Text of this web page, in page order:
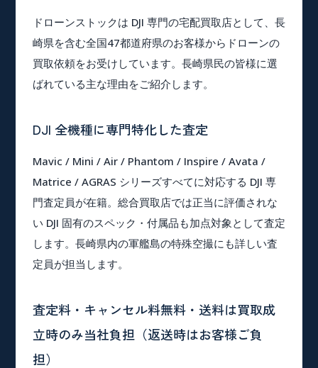
ドローンストックは DJI 専門の宅配買取店として、長
崎県を含む全国47都道府県のお客様からドローンの
買取依頼をお受けしています。長崎県民の皆様に選
ばれている主な理由をご紹介します。
DJI 全機種に専門特化した査定
Mavic / Mini / Air / Phantom / Inspire / Avata /
Matrice / AGRAS シリーズすべてに対応する DJI 専
門査定員が在籍。総合買取店では正当に評価されな
い DJI 固有のスペック・付属品も加点対象として査定
します。長崎県内の軍艦島の特殊空撮にも詳しい査
定員が担当します。
査定料・キャンセル料無料・送料は買取成
立時のみ当社負担（返送時はお客様ご負
担）